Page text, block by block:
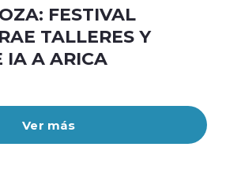
Ver más
FESTIVAL
TALLERES Y
IA A ARICA